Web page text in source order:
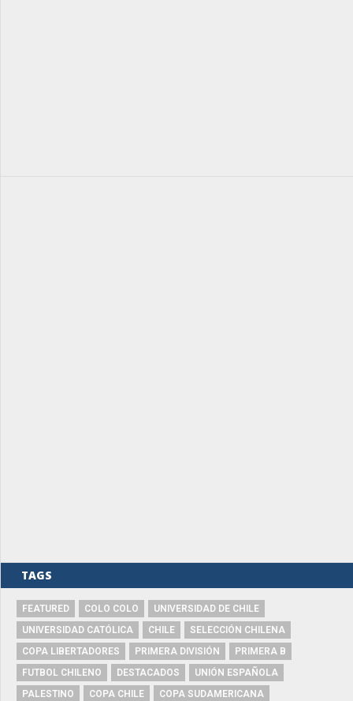
TAGS
FEATURED COLO COLO
UNIVERSIDAD DE CHILE
UNIVERSIDAD CATÓLICA
CHILE
SELECCIÓN CHILENA
COPA LIBERTADORES
PRIMERA DIVISIÓN
PRIMERA B
FUTBOL CHILENO
DESTACADOS
UNIÓN ESPAÑOLA
PALESTINO
COPA CHILE
COPA SUDAMERICANA